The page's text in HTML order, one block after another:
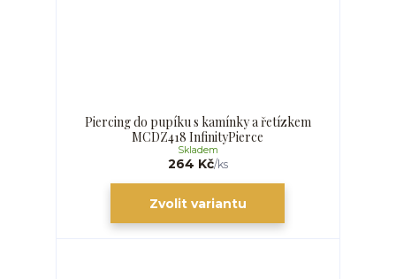
Piercing do pupíku s kamínky a řetízkem
MCDZ418 InfinityPierce
264 Kč/ks
Skladem
Zvolit variantu